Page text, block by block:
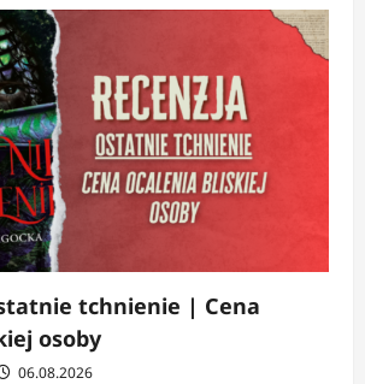
tchnienie | Cena
osoby
06.08.2026